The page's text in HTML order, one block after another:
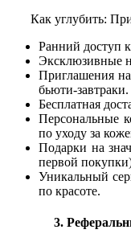
Как углубить:
Ранний доступ
Эксклюзивные
Приглашения
бьюти-завтраки.
Бесплатная
Персональные
по уходу за
Подарки на
первой
Уникальный
по красоте.
3.